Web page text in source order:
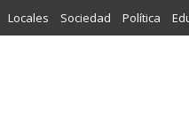
Locales Sociedad Política